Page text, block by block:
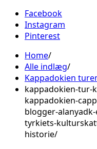
Facebook
Instagram
Pinterest
Home
Alle indlæg
Kappadokien
kappadokien-tur-
kappadokien-
blogger-
tyrkiets-
historie